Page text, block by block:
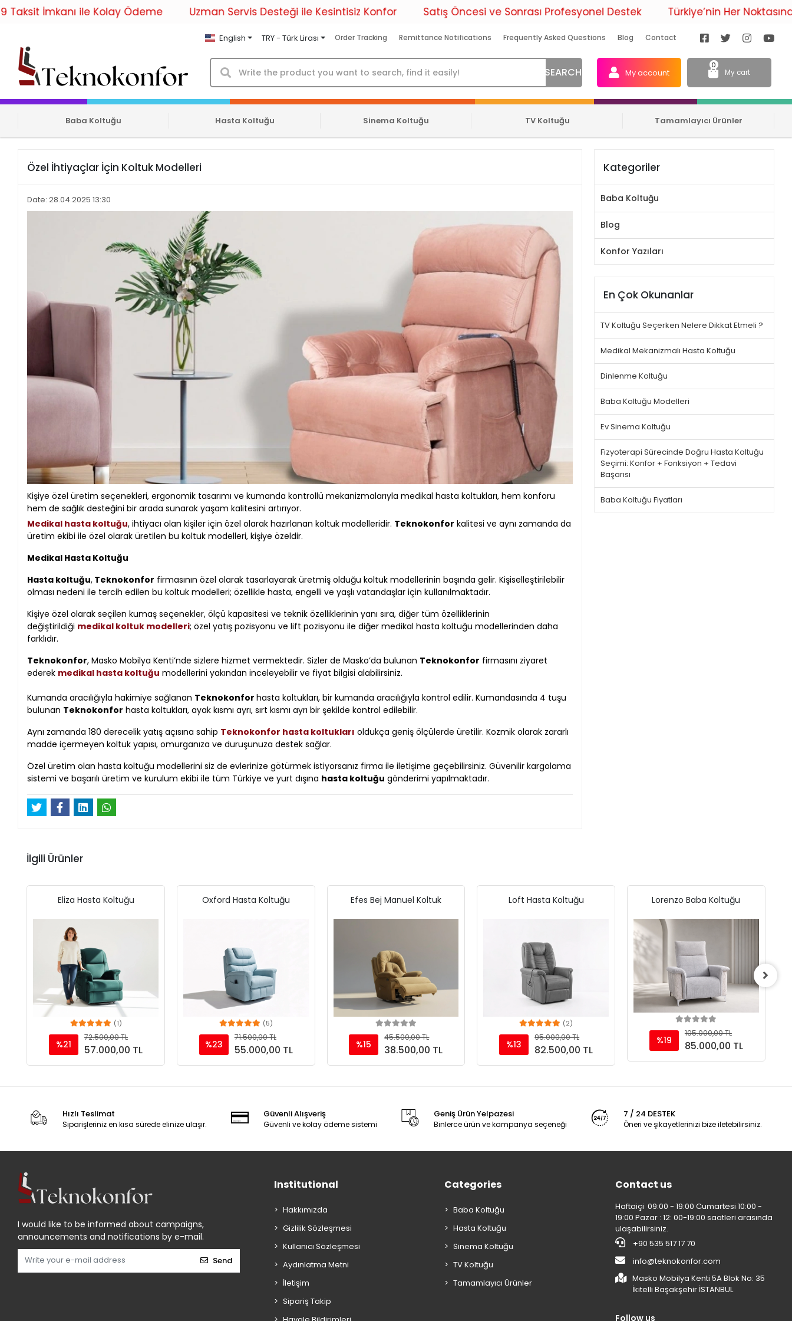
ile Kolay Ödeme Uzman Servis Desteği ile Kesintisiz Konfor Satış Öncesi ve Sonrası Profesyonel Destek Türkiye’nin Her Noktasına
English TRY - Türk Lirası Order Tracking Remittance Notifications Frequently Asked Questions Blog Contact
SEARCH My account My cart
0
Baba Koltuğu Hasta Koltuğu Sinema Koltuğu TV Koltuğu Tamamlayıcı Ürünler
Özel İhtiyaçlar İçin Koltuk Modelleri
Date: 28.04.2025 13:30
Kişiye özel üretim seçenekleri, ergonomik tasarımı ve kumanda kontrollü mekanizmalarıyla medikal hasta koltukları, hem konforu
hem de sağlık desteğini bir arada sunarak yaşam kalitesini artırıyor.
Medikal hasta koltuğu, ihtiyacı olan kişiler için özel olarak hazırlanan koltuk modelleridir. Teknokonfor kalitesi ve aynı zamanda da
üretim ekibi ile özel olarak üretilen bu koltuk modelleri, kişiye özeldir.
Medikal Hasta Koltuğu
Hasta koltuğu, Teknokonfor firmasının özel olarak tasarlayarak üretmiş olduğu koltuk modellerinin başında gelir. Kişiselleştirilebilir
olması nedeni ile tercih edilen bu koltuk modelleri; özellikle hasta, engelli ve yaşlı vatandaşlar için kullanılmaktadır.
Kişiye özel olarak seçilen kumaş seçenekler, ölçü kapasitesi ve teknik özelliklerinin yanı sıra, diğer tüm özelliklerinin
değiştirildiği medikal koltuk modelleri; özel yatış pozisyonu ve lift pozisyonu ile diğer medikal hasta koltuğu modellerinden daha
farklıdır.
Teknokonfor, Masko Mobilya Kenti’nde sizlere hizmet vermektedir. Sizler de Masko’da bulunan Teknokonfor firmasını ziyaret
ederek medikal hasta koltuğu modellerini yakından inceleyebilir ve fiyat bilgisi alabilirsiniz.
Kumanda aracılığıyla hakimiye sağlanan Teknokonforhasta koltukları, bir kumanda aracılığıyla kontrol edilir. Kumandasında 4 tuşu
bulunan Teknokonfor hasta koltukları, ayak kısmı ayrı, sırt kısmı ayrı bir şekilde kontrol edilebilir.
Aynı zamanda 180 derecelik yatış açısına sahip Teknokonfor hasta koltukları oldukça geniş ölçülerde üretilir. Kozmik olarak zararlı
madde içermeyen koltuk yapısı, omurganıza ve duruşunuza destek sağlar.
Özel üretim olan hasta koltuğu modellerini siz de evlerinize götürmek istiyorsanız firma ile iletişime geçebilirsiniz. Güvenilir kargolama
sistemi ve başarılı üretim ve kurulum ekibi ile tüm Türkiye ve yurt dışına hasta koltuğu gönderimi yapılmaktadır.
Kategoriler
Baba Koltuğu
Blog
Konfor Yazıları
En Çok Okunanlar
TV Koltuğu Seçerken Nelere Dikkat Etmeli ?
Medikal Mekanizmalı Hasta Koltuğu
Dinlenme Koltuğu
Baba Koltuğu Modelleri
Ev Sinema Koltuğu
Fizyoterapi Sürecinde Doğru Hasta Koltuğu
Seçimi: Konfor + Fonksiyon + Tedavi
Başarısı
Baba Koltuğu Fiyatları
İlgili Ürünler
Eliza Hasta Koltuğu
Add to cart
(1)
%21
72.500,00 TL
57.000,00 TL
Oxford Hasta Koltuğu
Add to cart
(5)
%23
71.500,00 TL
55.000,00 TL
Efes Bej Manuel Koltuk
Add to cart
%15
45.500,00 TL
38.500,00 TL
Loft Hasta Koltuğu
Add to cart
(2)
%13
95.000,00 TL
82.500,00 TL
Lorenzo Baba Koltuğu
%19
105.000,00 TL
85.000,00 TL
Hızlı Teslimat
Siparişleriniz en kısa sürede elinize ulaşır.
Güvenli Alışveriş
Güvenli ve kolay ödeme sistemi
Geniş Ürün Yelpazesi
Binlerce ürün ve kampanya seçeneği
7 / 24 DESTEK
Öneri ve şikayetlerinizi bize iletebilirsiniz.
I would like to be informed about campaigns,
announcements and notifications by e-mail.
Send
Institutional
Hakkımızda
Gizlilik Sözleşmesi
Kullanıcı Sözleşmesi
Aydınlatma Metni
İletişim
Sipariş Takip
Categories
Baba Koltuğu
Hasta Koltuğu
Sinema Koltuğu
TV Koltuğu
Tamamlayıcı Ürünler
Contact us
Haftaiçi 09:00 - 19:00 Cumartesi 10:00 -
19:00 Pazar : 12: 00-19:00 saatleri arasında
ulaşabilirsiniz.
+90 535 517 17 70
info@teknokonfor.com
Masko Mobilya Kenti 5A Blok No: 35
İkitelli Başakşehir İSTANBUL
Follow us